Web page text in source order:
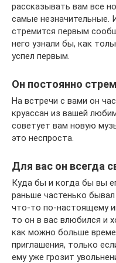
рассказывать вам все
самые незначительные.
стремится первым
него узнали бы, как
успел первым.
Он постоянно
На встречи с вами он
круассан из вашей
советует вам новую
это неспроста.
Для вас он всегда
Куда бы и когда бы вы
раньше частенько
что-то по-настоящему
то он в вас влюбился и
как можно больше
приглашения, только
ему уже грозит